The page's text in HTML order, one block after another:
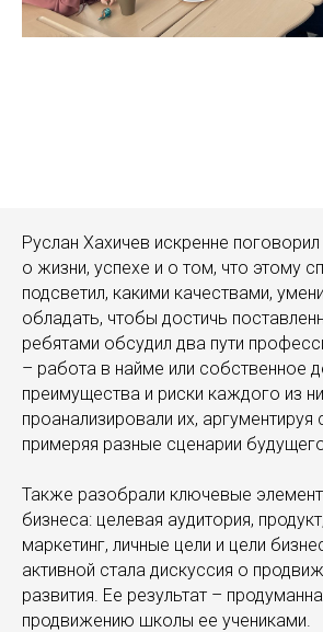
Руслан Хахичев искренне
о жизни, успехе и о том, что этому
подсветил, какими качествами,
обладать, чтобы достичь
ребятами обсудил два пути
– работа в найме или собственное
преимущества и риски каждого из
проанализировали их, аргументируя
примеряя разные сценарии
Также разобрали ключевые
бизнеса: целевая аудитория,
маркетинг, личные цели и цели
активной стала дискуссия о
развития. Ее результат –
продвижению школы ее учениками.